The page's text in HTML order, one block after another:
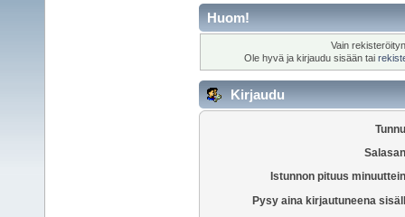
Huom!
Vain
Ole hyvä ja kirjaudu sisään tai
Kirjaudu
Istunnon pituus
Pysy aina kirjautuneena